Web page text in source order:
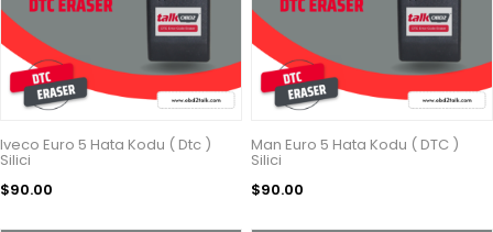
Iveco Euro 5 Hata Kodu ( Dtc )
Silici
$90.00
Man Euro 5 Hata Kodu ( DTC )
Silici
$90.00